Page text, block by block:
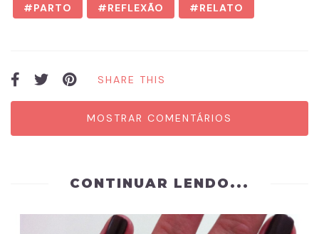
PARTO
REFLEXÃO RELATO
SHARE THIS
MOSTRAR COMENTÁRIOS
CONTINUAR LENDO...